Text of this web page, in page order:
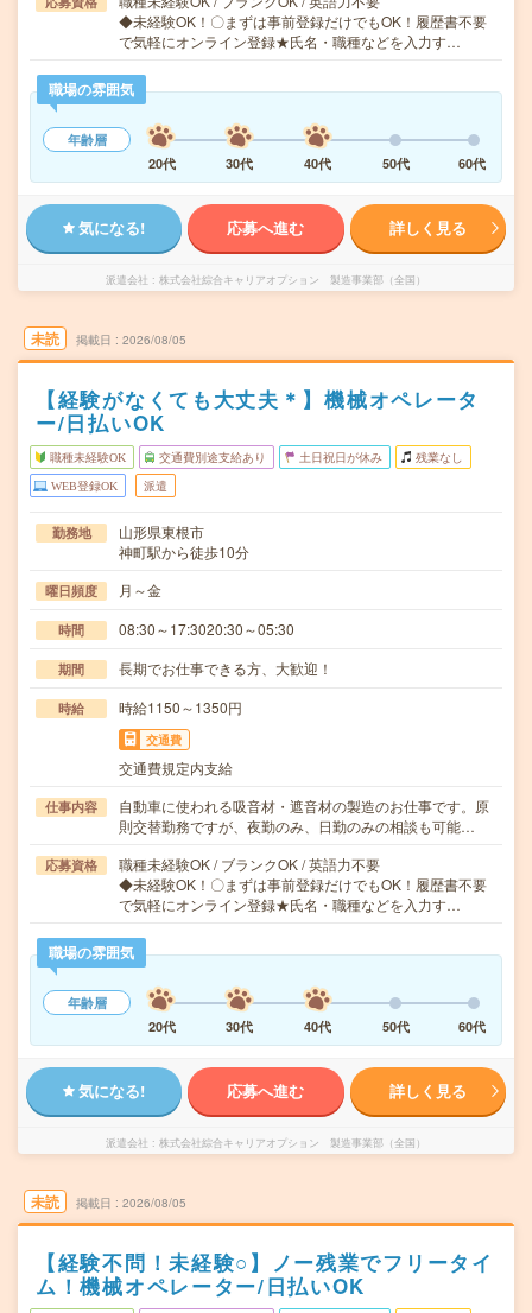
◆未経験OK！〇まずは事前登録だけでもOK！履歴書不要
で気軽にオンライン登録★氏名・職種などを入力す…
職場の雰囲気
年齢層
20代
30代 40代 50代 60代
気になる! 応募へ進む 詳しく見る
派遣会社 株式会社綜合キャリアオプション 製造事業部（全国）
未読 掲載日 2026/08/05
【経験がなくても大丈夫＊】機械オペレータ
ー/日払いOK
職種未経験OK 交通費別途支給あり 土日祝日が休み 残業なし
WEB登録OK 派遣
勤務地
山形県東根市
神町駅から徒歩10分
曜日頻度 月～金
時間 08:30～17:3020:30～05:30
期間 長期でお仕事できる方、大歓迎！
時給 時給1150～1350円
交通費
交通費規定内支給
仕事内容
自動車に使われる吸音材・遮音材の製造のお仕事です。原
則交替勤務ですが、夜勤のみ、日勤のみの相談も可能…
応募資格
職種未経験OK / ブランクOK / 英語力不要
◆未経験OK！〇まずは事前登録だけでもOK！履歴書不要
で気軽にオンライン登録★氏名・職種などを入力す…
職場の雰囲気
年齢層
20代
30代 40代 50代 60代
気になる! 応募へ進む 詳しく見る
派遣会社 株式会社綜合キャリアオプション 製造事業部（全国）
未読 掲載日 2026/08/05
【経験不問！未経験○】ノー残業でフリータイ
ム！機械オペレーター/日払いOK